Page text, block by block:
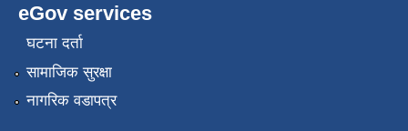
eGov services
घटना दर्ता
सामाजिक सुरक्षा
नागरिक वडापत्र